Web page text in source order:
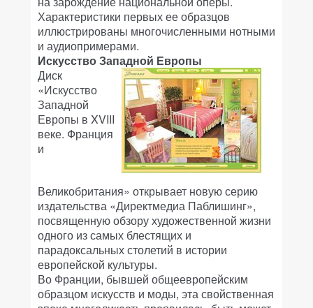
Характеристики первых ее образцов
иллюстрированы многочисленными нотными
и аудиопримерами.
Искусство Западной Европы
Диск
«Искусство
Западной
Европы в XVIII
веке. Франция
и
Великобритания» открывает новую серию
издательства «Директмедиа Паблишинг»,
посвященную обзору художественной жизни
одного из самых блестящих и
парадоксальных столетий в истории
европейской культуры.
Во Франции, бывшей общеевропейским
образцом искусств и моды, эта свойственная